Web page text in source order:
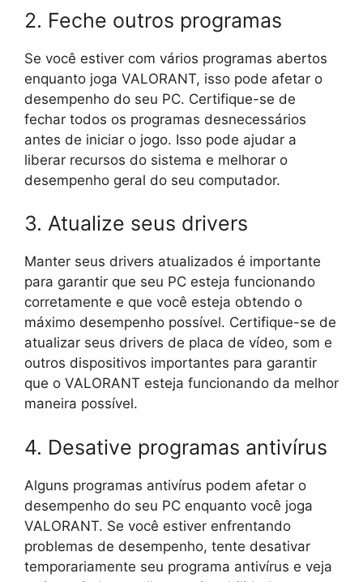
2. Feche outros programas
Se você estiver com vários programas abertos
enquanto joga VALORANT, isso pode afetar o
desempenho do seu PC. Certifique-se de
fechar todos os programas desnecessários
antes de iniciar o jogo. Isso pode ajudar a
liberar recursos do sistema e melhorar o
desempenho geral do seu computador.
3. Atualize seus drivers
Manter seus drivers atualizados é importante
para garantir que seu PC esteja funcionando
corretamente e que você esteja obtendo o
máximo desempenho possível. Certifique-se de
atualizar seus drivers de placa de vídeo, som e
outros dispositivos importantes para garantir
que o VALORANT esteja funcionando da melhor
maneira possível.
4. Desative programas antivírus
Alguns programas antivírus podem afetar o
desempenho do seu PC enquanto você joga
VALORANT. Se você estiver enfrentando
problemas de desempenho, tente desativar
temporariamente seu programa antivírus e veja